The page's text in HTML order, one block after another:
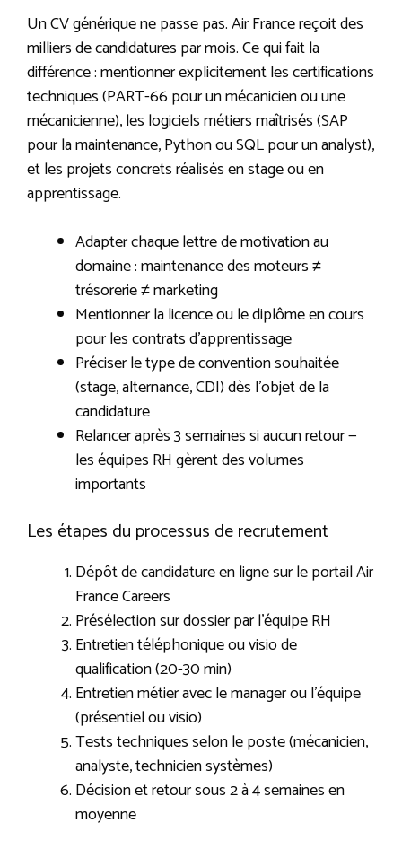
Un CV générique ne passe pas. Air France reçoit des
milliers de candidatures par mois. Ce qui fait la
différence : mentionner explicitement les certifications
techniques (PART-66 pour un mécanicien ou une
mécanicienne), les logiciels métiers maîtrisés (SAP
pour la maintenance, Python ou SQL pour un analyst),
et les projets concrets réalisés en stage ou en
apprentissage.
Adapter chaque lettre de motivation au
domaine : maintenance des moteurs ≠
trésorerie ≠ marketing
Mentionner la licence ou le diplôme en cours
pour les contrats d’apprentissage
Préciser le type de convention souhaitée
(stage, alternance, CDI) dès l’objet de la
candidature
Relancer après 3 semaines si aucun retour —
les équipes RH gèrent des volumes
importants
Les étapes du processus de recrutement
Dépôt de candidature en ligne sur le portail Air
France Careers
Présélection sur dossier par l’équipe RH
Entretien téléphonique ou visio de
qualification (20-30 min)
Entretien métier avec le manager ou l’équipe
(présentiel ou visio)
Tests techniques selon le poste (mécanicien,
analyste, technicien systèmes)
Décision et retour sous 2 à 4 semaines en
moyenne